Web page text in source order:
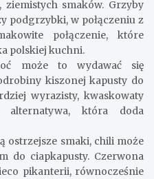
ziemistych smaków. Grzyby
podgrzybki, w połączeniu z
połączenie, które
polskiej kuchni.
może to wydawać się
kiszonej kapusty do
wyrazisty, kwaskowaty
która doda
ostrzejsze smaki, chili może
do ciapkapusty. Czerwona
pikanterii, równocześnie